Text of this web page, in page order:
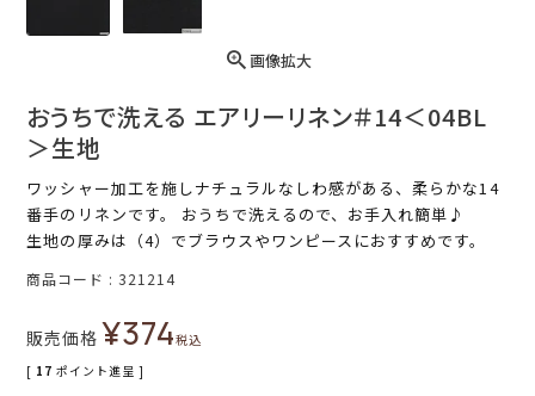
画像拡大
おうちで洗える エアリーリネン＃14＜04BL
＞生地
ワッシャー加工を施しナチュラルなしわ感がある、柔らかな14
番手のリネンです。 おうちで洗えるので、お手入れ簡単♪
生地の厚みは（4）でブラウスやワンピースにおすすめです。
商品コード 321214
販売価格 ¥374税込
[ 17 ポイント進呈 ]